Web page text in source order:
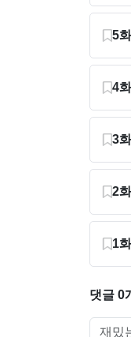
5화
4화
3화
2화
1화
댓글 0